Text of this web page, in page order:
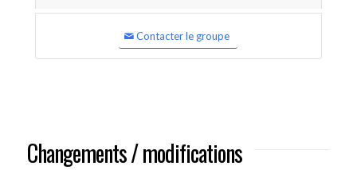
Contacter le groupe
Changements / modifications